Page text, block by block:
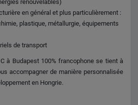
renouvelables)
en général et plus particulièrement :
plastique, métallurgie, équipements
de transport
à Budapest 100% francophone se tient à
accompagner de manière personnalisée
en Hongrie.